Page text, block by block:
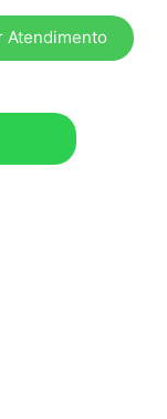
Atendimento